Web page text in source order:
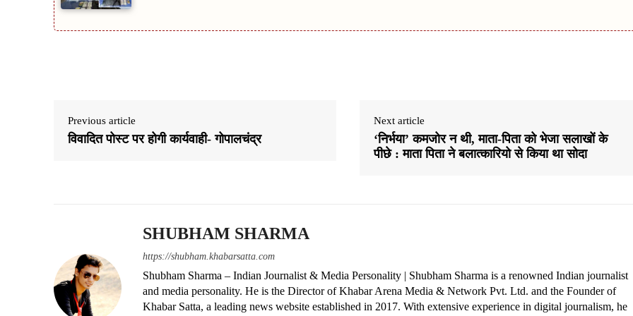
Previous article
विवादित पोस्ट पर होगी कार्यवाही- गोपालचंद्र
Next article
‘निर्भया’ कमजोर न थी, माता-पिता को भेजा सलाखों के
पीछे : माता पिता ने बलात्कारियो से किया था सोदा
SHUBHAM SHARMA
https://shubham.khabarsatta.com
Shubham Sharma – Indian Journalist & Media Personality | Shubham Sharma is a renowned Indian journalist
and media personality. He is the Director of Khabar Arena Media & Network Pvt. Ltd. and the Founder of
Khabar Satta, a leading news website established in 2017. With extensive experience in digital journalism, he